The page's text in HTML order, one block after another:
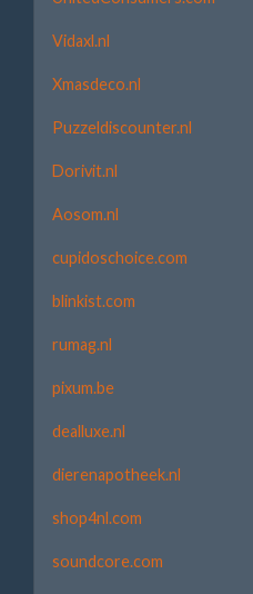
Vidaxl.nl
Xmasdeco.nl
Puzzeldiscounter.nl
Dorivit.nl
Aosom.nl
cupidoschoice.com
blinkist.com
rumag.nl
pixum.be
dealluxe.nl
dierenapotheek.nl
shop4nl.com
soundcore.com